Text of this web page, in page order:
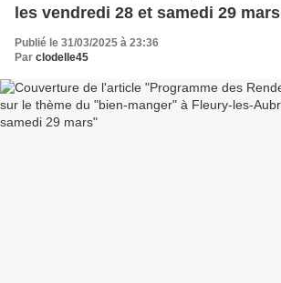
les vendredi 28 et samedi 29 mars
Publié le 31/03/2025 à 23:36
Par clodelle45